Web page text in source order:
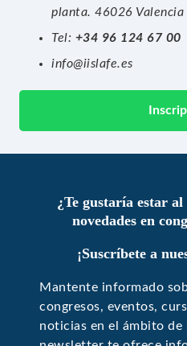
planta. 46026 Valencia
Tel: +34 96 124 67 00
info@iislafe.es
¿Te gustaría estar
novedades en
¡Suscríbete a
Mantente informado
congresos, eventos,
noticias en el ámbito de